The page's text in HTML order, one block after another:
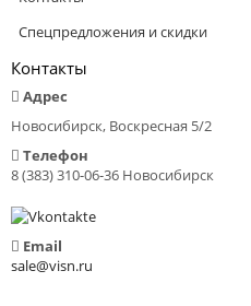
Спецпредложения и скидки
Контакты
Адрес
Новосибирск, Воскресная 5/2
Телефон
8 (383) 310-06-36 Новосибирск
Email
sale@visn.ru